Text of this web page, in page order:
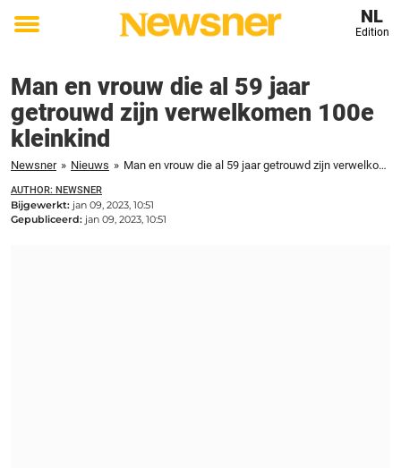
Toggle
NL
Edition
Man en vrouw die al 59 jaar
getrouwd zijn verwelkomen 100e
kleinkind
Newsner » Nieuws » Man en vrouw die al 59 jaar getrouwd zijn verwelkomen 100e kleinkind
AUTHOR: NEWSNER
Bijgewerkt: jan 09, 2023, 10:51
Gepubliceerd: jan 09, 2023, 10:51